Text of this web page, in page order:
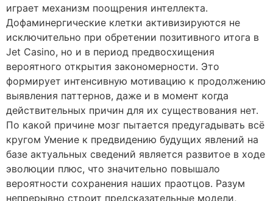
играет механизм поощрения интеллекта.
Дофаминергические клетки активизируются не
исключительно при обретении позитивного итога в
Jet Casino, но и в период предвосхищения
вероятного открытия закономерности. Это
формирует интенсивную мотивацию к продолжению
выявления паттернов, даже и в момент когда
действительных причин для их существования нет.
По какой причине мозг пытается предугадывать всё
кругом Умение к предвидению будущих явлений на
базе актуальных сведений является развитое в ходе
эволюции плюс, что значительно повышало
вероятности сохранения наших праотцов. Разум
непрерывно строит предсказательные модели,